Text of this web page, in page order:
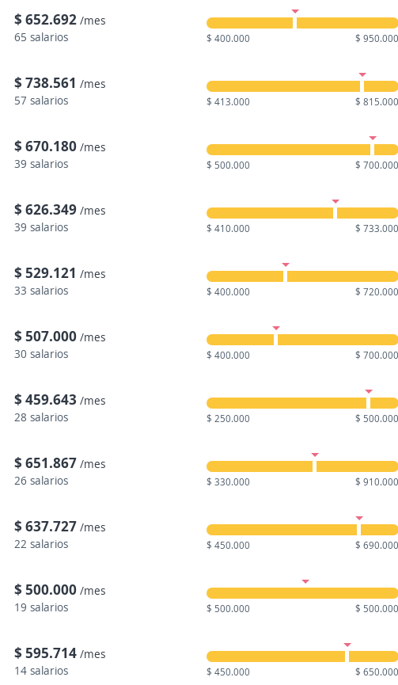
$ 652.692 /mes
65 salarios
$ 400.000 $ 950.000
$ 738.561 /mes
57 salarios
$ 413.000 $ 815.000
$ 670.180 /mes
39 salarios
$ 500.000 $ 700.000
$ 626.349 /mes
39 salarios
$ 410.000 $ 733.000
$ 529.121 /mes
33 salarios
$ 400.000 $ 720.000
$ 507.000 /mes
30 salarios
$ 400.000 $ 700.000
$ 459.643 /mes
28 salarios
$ 250.000 $ 500.000
$ 651.867 /mes
26 salarios
$ 330.000 $ 910.000
$ 637.727 /mes
22 salarios
$ 450.000 $ 690.000
$ 500.000 /mes
19 salarios
$ 500.000 $ 500.000
$ 595.714 /mes
14 salarios
$ 450.000 $ 650.000